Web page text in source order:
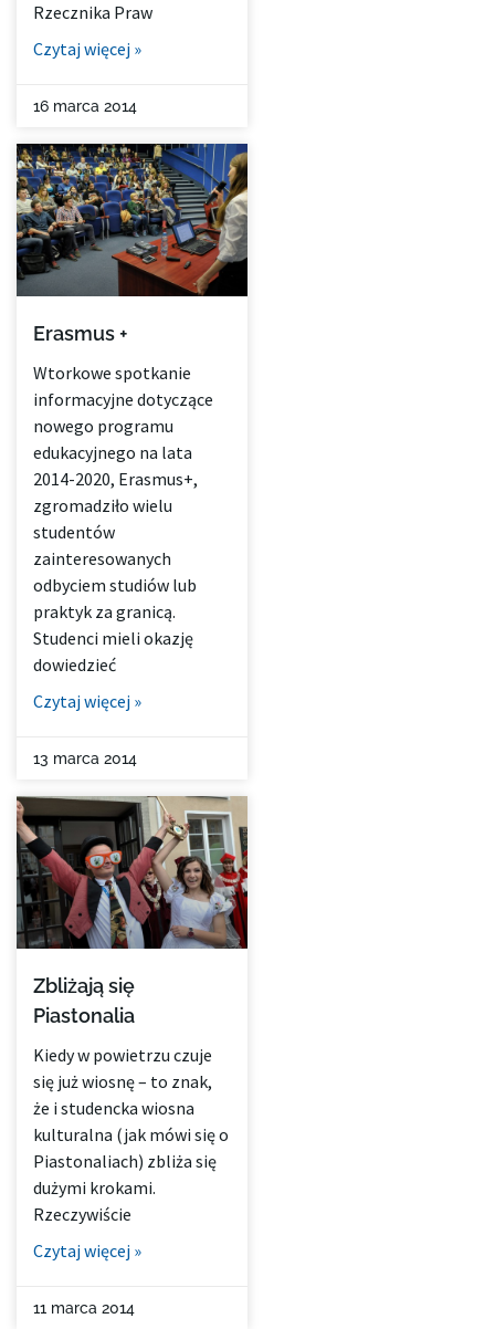
Rzecznika Praw
Czytaj więcej »
16 marca 2014
Erasmus +
Wtorkowe spotkanie
informacyjne dotyczące
nowego programu
edukacyjnego na lata
2014-2020, Erasmus+,
zgromadziło wielu
studentów
zainteresowanych
odbyciem studiów lub
praktyk za granicą.
Studenci mieli okazję
dowiedzieć
Czytaj więcej »
13 marca 2014
Zbliżają się
Piastonalia
Kiedy w powietrzu czuje
się już wiosnę – to znak,
że i studencka wiosna
kulturalna (jak mówi się o
Piastonaliach) zbliża się
dużymi krokami.
Rzeczywiście
Czytaj więcej »
11 marca 2014